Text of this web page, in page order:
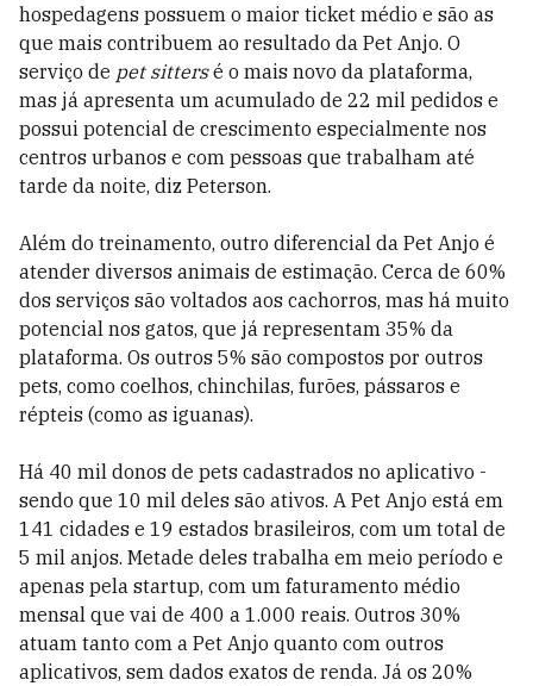
hospedagens possuem o maior ticket médio e são as
que mais contribuem ao resultado da Pet Anjo. O
serviço de pet sittersé o mais novo da plataforma,
mas já apresenta um acumulado de 22 mil pedidos e
possui potencial de crescimento especialmente nos
centros urbanos e com pessoas que trabalham até
tarde da noite, diz Peterson.
Além do treinamento, outro diferencial da Pet Anjo é
atender diversos animais de estimação. Cerca de 60%
dos serviços são voltados aos cachorros, mas há muito
potencial nos gatos, que já representam 35% da
plataforma. Os outros 5% são compostos por outros
pets, como coelhos, chinchilas, furões, pássaros e
répteis (como as iguanas).
Há 40 mil donos de pets cadastrados no aplicativo -
sendo que 10 mil deles são ativos. A Pet Anjo está em
141 cidades e 19 estados brasileiros, com um total de
5 mil anjos. Metade deles trabalha em meio período e
apenas pela startup, com um faturamento médio
mensal que vai de 400 a 1.000 reais. Outros 30%
atuam tanto com a Pet Anjo quanto com outros
aplicativos, sem dados exatos de renda. Já os 20%